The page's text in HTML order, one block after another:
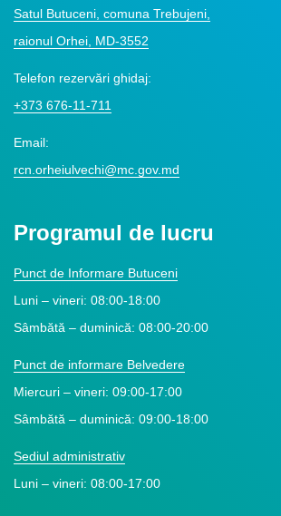
Satul Butuceni, comuna Trebujeni,
raionul Orhei, MD-3552
Telefon rezervări ghidaj:
+373 676-11-711
Email:
rcn.orheiulvechi@mc.gov.md
Programul de lucru
Punct de Informare Butuceni
Luni – vineri: 08:00-18:00
Sâmbătă – duminică: 08:00-20:00
Punct de informare Belvedere
Miercuri – vineri: 09:00-17:00
Sâmbătă – duminică: 09:00-18:00
Sediul administrativ
Luni – vineri: 08:00-17:00